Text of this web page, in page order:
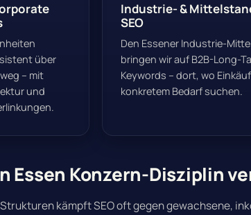
über
– mit
und
Industrie- &
SEO
Den Essener Industrie-
bringen wir auf B2B-Long-
Keywords – dort, wo
konkretem Bedarf suchen.
Essen Konzern-Disziplin
kämpft SEO oft gegen gewachsene,